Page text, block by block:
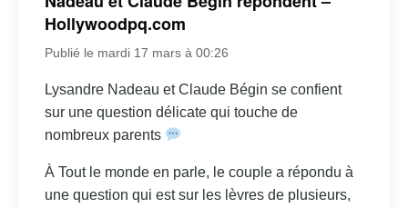
Hollywoodpq.com
Publié le mardi 17 mars à 00:26
Lysandre Nadeau et Claude Bégin se confient
sur une question délicate qui touche de
nombreux parents
À Tout le monde en parle, le couple a répondu à
une question qui est sur les lèvres de plusieurs,